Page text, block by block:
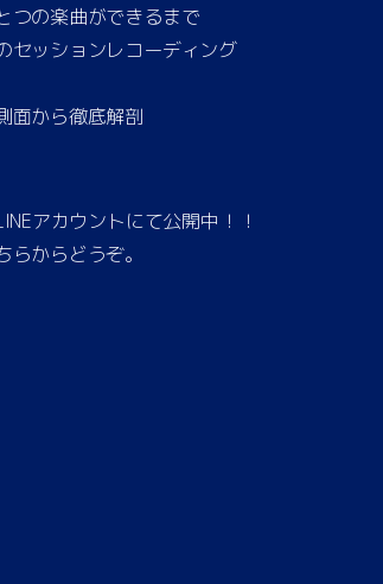
つの楽曲ができるまで
セッションレコーディング
面から徹底解剖
アカウントにて公開中！！
からどうぞ。